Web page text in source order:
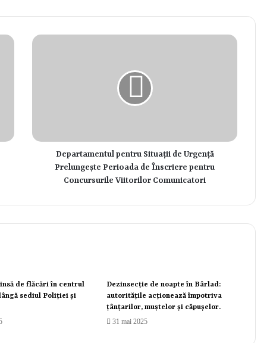
Departamentul pentru Situații de Urgență
Prelungește Perioada de Înscriere pentru
Concursurile Viitorilor Comunicatori
de flăcări în centrul
sediul Poliției și
Dezinsecție de noapte în Bârlad:
autoritățile acționează împotriva
țânțarilor, muștelor și căpușelor.
31 mai 2025